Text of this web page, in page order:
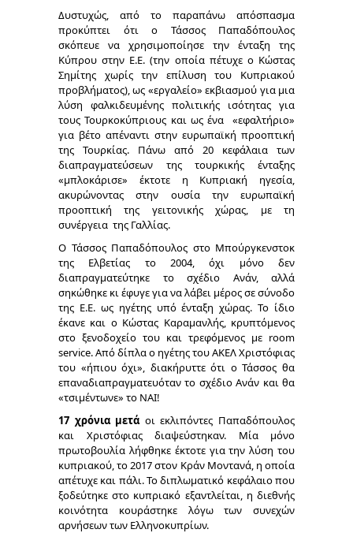
Δυστυχώς, από το παραπάνω απόσπασμα
προκύπτει ότι ο Τάσσος Παπαδόπουλος
σκόπευε να χρησιμοποίησε την ένταξη της
Κύπρου στην Ε.Ε. (την οποία πέτυχε ο Κώστας
Σημίτης χωρίς την επίλυση του Κυπριακού
προβλήματος), ως «εργαλείο» εκβιασμού για μια
λύση φαλκιδευμένης πολιτικής ισότητας για
τους Τουρκοκύπριους και ως ένα «εφαλτήριο»
για βέτο απέναντι στην ευρωπαϊκή προοπτική
της Τουρκίας. Πάνω από 20 κεφάλαια των
διαπραγματεύσεων της τουρκικής ένταξης
«μπλοκάρισε» έκτοτε η Κυπριακή ηγεσία,
ακυρώνοντας στην ουσία την ευρωπαϊκή
προοπτική της γειτονικής χώρας, με τη
συνέργεια της Γαλλίας.
Ο Τάσσος Παπαδόπουλος στο Μπούργκενστοκ
της Ελβετίας το 2004, όχι μόνο δεν
διαπραγματεύτηκε το σχέδιο Ανάν, αλλά
σηκώθηκε κι έφυγε για να λάβει μέρος σε σύνοδο
της Ε.Ε. ως ηγέτης υπό ένταξη χώρας. Το ίδιο
έκανε και ο Κώστας Καραμανλής, κρυπτόμενος
στο ξενοδοχείο του και τρεφόμενος με room
service. Από δίπλα ο ηγέτης του ΑΚΕΛ Χριστόφιας
του «ήπιου όχι», διακήρυττε ότι ο Τάσσος θα
επαναδιαπραγματευόταν το σχέδιο Ανάν και θα
«τσιμέντωνε» το ΝΑΙ!
17 χρόνια μετάοι εκλιπόντες Παπαδόπουλος
και Χριστόφιας διαψεύστηκαν. Μία μόνο
πρωτοβουλία λήφθηκε έκτοτε για την λύση του
κυπριακού, το 2017 στον Κράν Μοντανά, η οποία
απέτυχε και πάλι. Το διπλωματικό κεφάλαιο που
ξοδεύτηκε στο κυπριακό εξαντλείται, η διεθνής
κοινότητα κουράστηκε λόγω των συνεχών
αρνήσεων των Ελληνοκυπρίων.